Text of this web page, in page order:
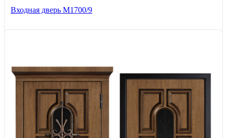
Входная дверь M1700/9